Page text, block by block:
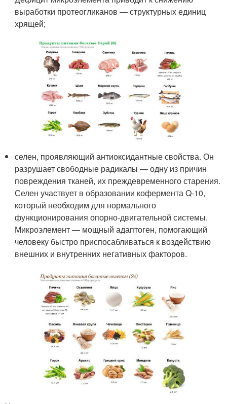
выработки протеогликанов — структурных единиц
хрящей;
селен, проявляющий антиоксидантные свойства. Он
разрушает свободные радикалы — одну из причин
повреждения тканей, их преждевременного старения.
Селен участвует в образовании кофермента Q-10,
который необходим для нормального
функционирования опорно-двигательной системы.
Микроэлемент — мощный адаптоген, помогающий
человеку быстро приспосабливаться к воздействию
внешних и внутренних негативных факторов.